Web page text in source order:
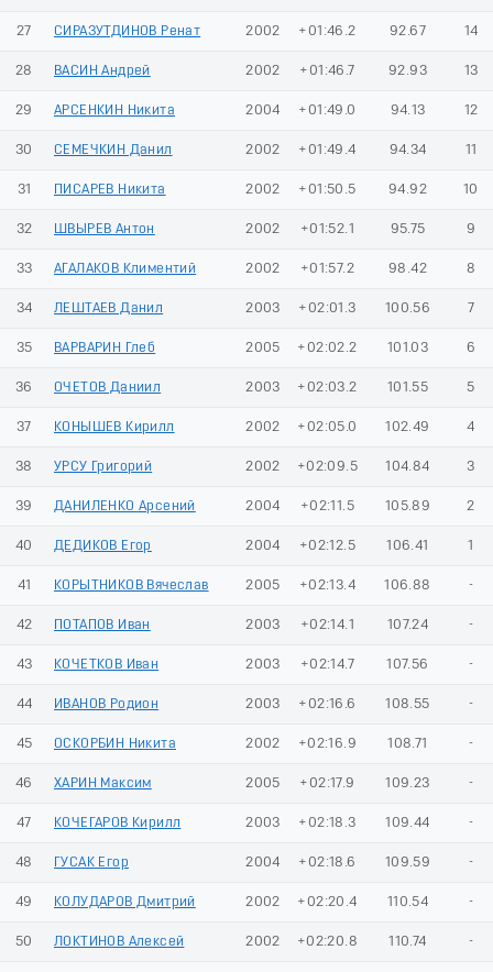
27 СИРАЗУТДИНОВ Ренат 2002 +01:46.2 92.67 14
28 ВАСИН Андрей 2002 +01:46.7 92.93 13
29 АРСЕНКИН Никита 2004 +01:49.0 94.13 12
30 СЕМЕЧКИН Данил 2002 +01:49.4 94.34 11
31 ПИСАРЕВ Никита 2002 +01:50.5 94.92 10
32 ШВЫРЕВ Антон 2002 +01:52.1 95.75 9
33 АГАЛАКОВ Климентий 2002 +01:57.2 98.42 8
34 ЛЕШТАЕВ Данил 2003 +02:01.3 100.56 7
35 ВАРВАРИН Глеб 2005 +02:02.2 101.03 6
36 ОЧЕТОВ Даниил 2003 +02:03.2 101.55 5
37 КОНЫШЕВ Кирилл 2002 +02:05.0 102.49 4
38 УРСУ Григорий 2002 +02:09.5 104.84 3
39 ДАНИЛЕНКО Арсений 2004 +02:11.5 105.89 2
40 ДЕДИКОВ Егор 2004 +02:12.5 106.41 1
41 КОРЫТНИКОВ Вячеслав 2005 +02:13.4 106.88 -
42 ПОТАПОВ Иван 2003 +02:14.1 107.24 -
43 КОЧЕТКОВ Иван 2003 +02:14.7 107.56 -
44 ИВАНОВ Родион 2003 +02:16.6 108.55 -
45 ОСКОРБИН Никита 2002 +02:16.9 108.71 -
46 ХАРИН Максим 2005 +02:17.9 109.23 -
47 КОЧЕГАРОВ Кирилл 2003 +02:18.3 109.44 -
48 ГУСАК Егор 2004 +02:18.6 109.59 -
49 КОЛУДАРОВ Дмитрий 2002 +02:20.4 110.54 -
50 ЛОКТИНОВ Алексей 2002 +02:20.8 110.74 -